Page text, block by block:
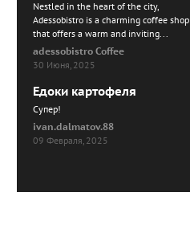
Nestled in the heart of the city,
Adessobistro is a charming coffee shop
that offers a warm and inviting...
adessobistro Coffee
30 Июня, 2025
Едоки картофеля
Cупер!
ivan.dalmatov.88
09 Февраля, 2025